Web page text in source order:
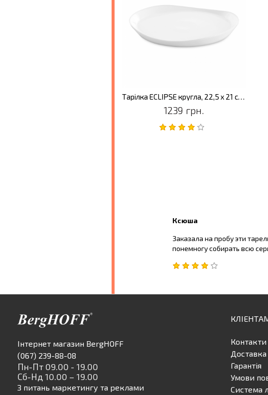
Тарілка ECLIPSE кругла, 22,5 х 21 см, 4 шт./уп.
1239 грн.
Ксюша
Заказала на пробу эти
понемногу собирать всю
Інтернет магазин BergHOFF
(067) 239-88-08
Пн-Пт 09.00 - 19.00
Сб-Нд 10.00 – 19.00
З питань маркетингу та реклами
Контакти
Доставка
Гарантія
Умови
Система